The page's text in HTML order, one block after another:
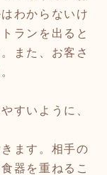
わからないけ
ランを出ると
また、お客さ
すいように、
ます。相手の
器を重ねるこ